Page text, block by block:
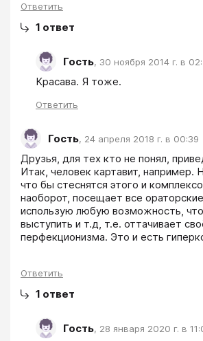
Ответить
1 ответ
Гость, 30 ноября 2014 г. в
Красава. Я тоже.
Ответить
Гость, 24 апреля 2018 г. в 00:39
Друзья, для тех кто не понял,
Итак, человек картавит, например.
что бы стеснятся этого и
наоборот, посещает все
использую любую возможность,
выступить и т.д, т.е. оттачивает
перфекционизма. Это и есть
Ответить
1 ответ
Гость, 28 января 2020 г. в